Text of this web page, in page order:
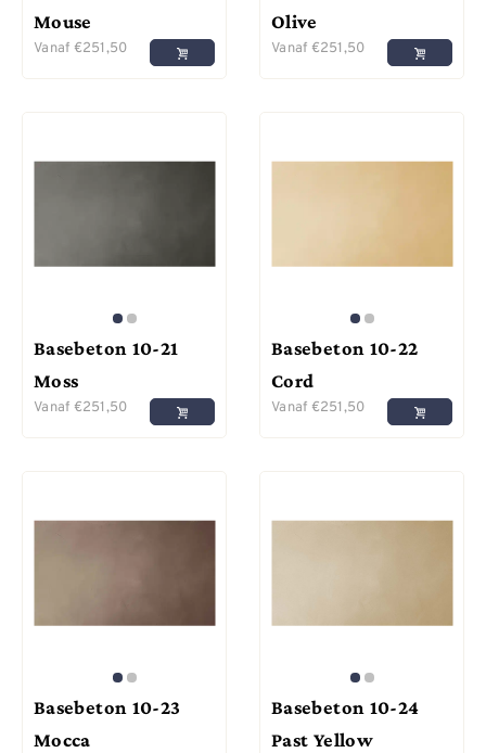
Mouse
Vanaf €251,50
Olive
Vanaf €251,50
Basebeton 10-21
Moss
Vanaf €251,50
Basebeton 10-22
Cord
Vanaf €251,50
Basebeton 10-23
Mocca
Basebeton 10-24
Past Yellow